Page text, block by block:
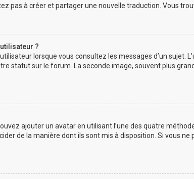
pas à créer et partager une nouvelle traduction. Vous
?
lorsque vous consultez les messages d’un sujet.
statut sur le forum. La seconde image, souvent plus
ajouter un avatar en utilisant l’une des quatre
de la manière dont ils sont mis à disposition. Si vous